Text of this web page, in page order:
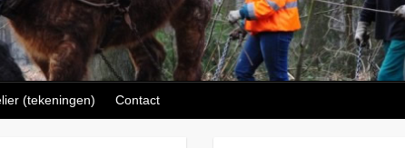
(tekeningen) Contact